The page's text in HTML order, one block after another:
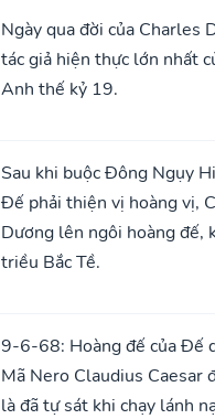
Ngày qua đời của Charles
tác giả hiện thực lớn nhất
Anh thế kỷ 19.
Sau khi buộc Đông Ngụy
Đế phải thiện vị hoàng vị,
Dương lên ngôi hoàng đế,
triều Bắc Tề.
9-6-68: Hoàng đế của Đế
Mã Nero Claudius Caesar
là đã tự sát khi chạy lánh